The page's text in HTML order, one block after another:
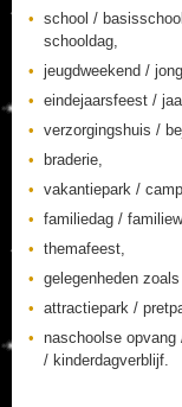
school /
schooldag,
jeugdweekend /
eindejaarsfeest /
verzorgingshuis /
braderie,
vakantiepark /
familiedag /
themafeest,
gelegenheden
attractiepark /
naschoolse
/ kinderdagverblijf.